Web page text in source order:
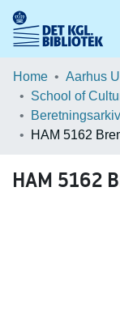
Communities &
Statistics
Home Aarhus
HAM 5162